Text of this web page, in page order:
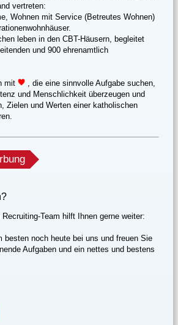
vertreten:
Wohnen mit Service (Betreutes Wohnen)
leben in den CBT-Häusern, begleitet
und 900 ehrenamtlich
mit
, die eine sinnvolle Aufgabe suchen,
und Menschlichkeit überzeugen und
Zielen und Werten einer katholischen
Team hilft Ihnen gerne weiter:
besten noch heute bei uns und freuen Sie
Aufgaben und ein nettes und bestens